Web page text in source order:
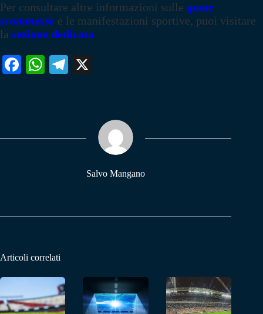
Per consultare altre informazioni sulle quote
scommesse e le manifestazioni sportive, puoi visitare
la sezione dedicata
Fa W
pp
Te
m
Salvo Mangano
Articoli correlati